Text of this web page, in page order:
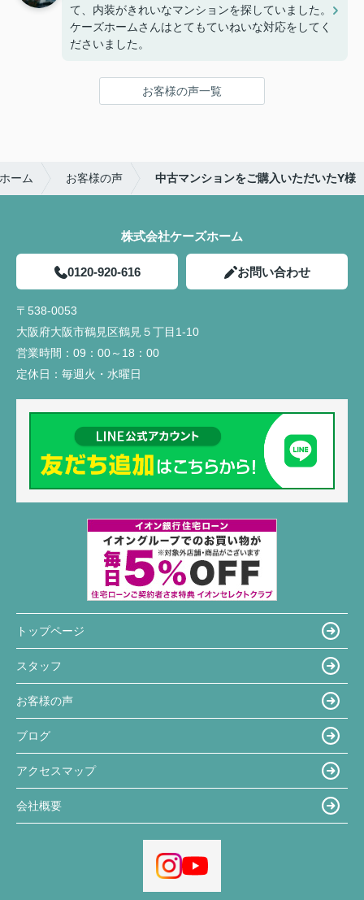
て、内装がきれいなマンションを探していました。
ケーズホームさんはとてもていねいな対応をしてく
ださいました。
お客様の声一覧
ーム お客様の声 中古マンションをご購入いただいたY様
株式会社ケーズホーム
0120-920-616 お問い合わせ
〒538-0053
大阪府大阪市鶴見区鶴見５丁目1-10
営業時間： 09：00～18：00
定休日： 毎週火・水曜日
トップページ
スタッフ
お客様の声
ブログ
アクセスマップ
会社概要